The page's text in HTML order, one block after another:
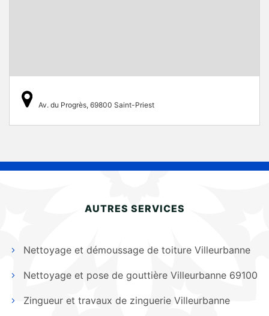
Av. du Progrès, 69800 Saint-Priest
AUTRES SERVICES
Nettoyage et démoussage de toiture Villeurbanne
Nettoyage et pose de gouttière Villeurbanne 69100
Zingueur et travaux de zinguerie Villeurbanne